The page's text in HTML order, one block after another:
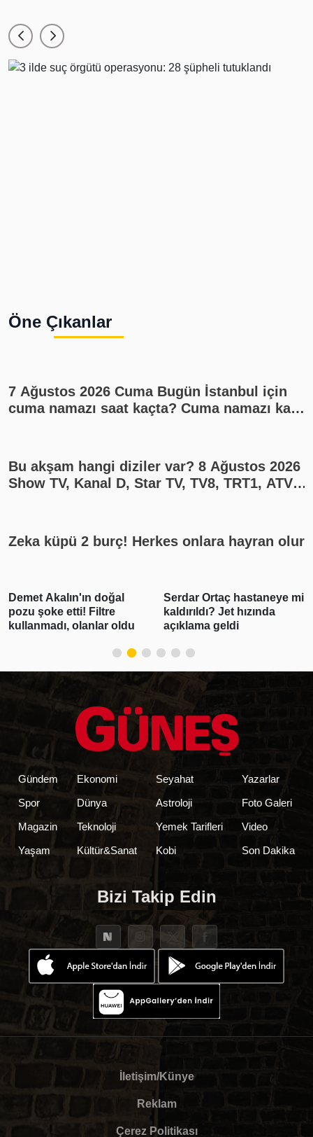
Öne Çıkanlar
7 Ağustos 2026 Cuma Bugün İstanbul için
cuma namazı saat kaçta? Cuma namazı kaç
Bu akşam hangi diziler var? 8 Ağustos 2026
Show TV, Kanal D, Star TV, TV8, TRT1, ATV
Zeka küpü 2 burç! Herkes onlara hayran olur
Serdar Ortaç hastaneye mi
kaldırıldı? Jet hızında
açıklama geldi
Gabar'da günlük petrol
üretimi 83 bin 300 varile
ulaşarak rekor kırdı
Gündem
Spor
Magazin
Yaşam
Ekonomi
Dünya
Teknoloji
Kültür&Sanat
Seyahat
Astroloji
Yemek Tarifleri
Kobi
Yazarlar
Foto Galeri
Video
Son Dakika
Bizi Takip Edin
İletişim/Künye
Reklam
Çerez Politikası